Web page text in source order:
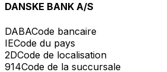
DANSKE BANK A/S
DABACode bancaire
IECode du pays
2DCode de localisation
914Code de la succursale